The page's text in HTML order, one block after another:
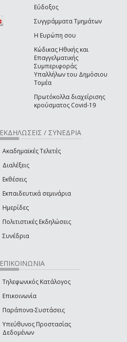
Εύδοξος
Συγγράμματα Τμημάτων
Η Ευρώπη σου
Κώδικας Ηθικής και
Επαγγελματικής
Συμπεριφοράς
Υπαλλήλων του Δημόσιου
Τομέα
Πρωτόκολλα διαχείρισης
κρούσματος Covid-19
ΕΚΔΗΛΩΣΕΙΣ / ΣΥΝΕΔΡΙΑ
Ακαδημαϊκές Τελετές
Διαλέξεις
Εκθέσεις
Εκπαιδευτικά σεμινάρια
Ημερίδες
Πολιτιστικές Εκδηλώσεις
Συνέδρια
ΕΠΙΚΟΙΝΩΝΙΑ
Τηλεφωνικός Κατάλογος
Επικοινωνία
Παράπονα-Συστάσεις
Υπεύθυνος Προστασίας
Δεδομένων